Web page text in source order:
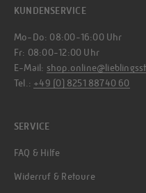
KUNDENSERVICE
Mo-Do: 08:00-16:00 Uhr
Fr: 08:00-12:00 Uhr
E-Mail:
Tel.: +49 (0) 8251 88740 60
SERVICE
FAQ & Hilfe
Widerruf & Retoure